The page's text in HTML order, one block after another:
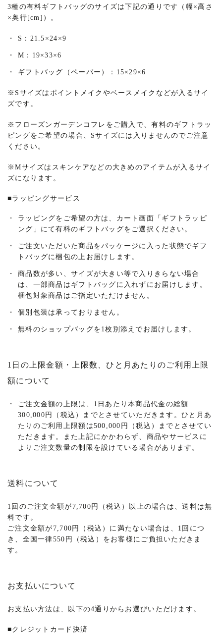
3種の有料ギフトバッグのサイズは下記の通りです（幅×高さ
×奥行[cm]）。
・ S：21.5×24×9
・ M：19×33×6
・ ギフトバッグ（ペーパー）：15×29×6
※ Sサイズはポイントメイクやベースメイクなどが入るサイ
ズです。
※ フローズンガーデンコフレをご購入で、有料のギフトラッ
ピングをご希望の場合、Sサイズには入りませんのでご注意
ください。
※Mサイズはスキンケアなどの大きめのアイテムが入るサイ
ズになります。
■ラッピングサービス
・
ラッピングをご希望の方は、カート画面「ギフトラッピ
ング」にて有料のギフトバッグをご選択ください。
・
ご注文いただいた商品をパッケージに入った状態でギフ
トバッグに梱包の上お届けします。
・
商品数が多い、サイズが大きい等で入りきらない場合
は、一部商品はギフトバッグに入れずにお届けします。
梱包対象商品はご指定いただけません。
・ 個別包装は承っておりません。
・ 無料のショップバッグを1枚別添えでお届けします。
1日の上限金額・上限数、ひと月あたりのご利用上限
額について
・
ご注文金額の上限は、1日あたり本商品代金の総額
300,000円（税込）までとさせていただきます。ひと月あ
たりのご利用上限額は500,000円（税込）までとさせてい
ただきます。また上記にかかわらず、商品やサービスに
よりご注文数量の制限を設けている場合があります。
送料について
1回のご注文金額が7,700円（税込）以上の場合は、送料は無
料です。
ご注文金額が7,700円（税込）に満たない場合は、1回につ
き、全国一律550円（税込）をお客様にご負担いただきま
す。
お支払いについて
お支払い方法は、以下の4通りからお選びいただけます。
■クレジットカード決済